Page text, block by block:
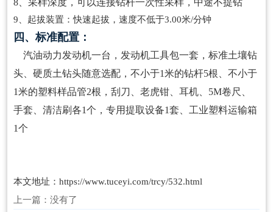
9、起拔装置：快速起拔，速度不低于3.00米/分钟
四、标准配置：
汽油动力发动机一台，发动机工具包一套，标准土壤钻
头、硬质土钻头随意选配，不小于1米的钻杆5根、不小于
1米的塑料样品管2根，刮刀、老虎钳、耳机、5M卷尺、
手套、清洁刷各1个，专用提取设备1套、工业塑料运输箱
1个
本文地址： https://www.tuceyi.com/trcy/532.html
上一篇：没有了